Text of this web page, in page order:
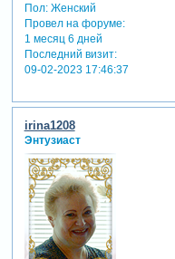
Пол:Женский
Провел на форуме:
1 месяц 6 дней
Последний визит:
09-02-2023 17:46:37
irina1208
Энтузиаст